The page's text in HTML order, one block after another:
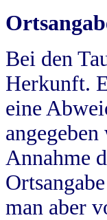
Bei den
Herkunft.
eine
Annahme
man aber